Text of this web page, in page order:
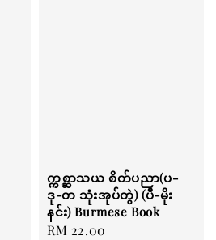
က္ကစ္ဆာသယ စိတ်ပညာ(ပ-
ဒု-တ သုံးအုပ်တွဲ) (ပီ-မိုး
နင်း) Burmese Book
Regular
RM 22.00